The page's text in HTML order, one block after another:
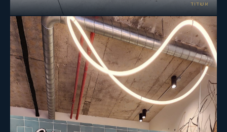
אשדוד